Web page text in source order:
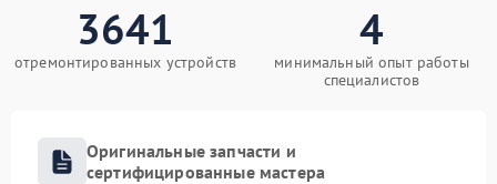
3641
отремонтированных устройств
4
минимальный опыт работы
специалистов
Оригинальные запчасти и
сертифицированные мастера